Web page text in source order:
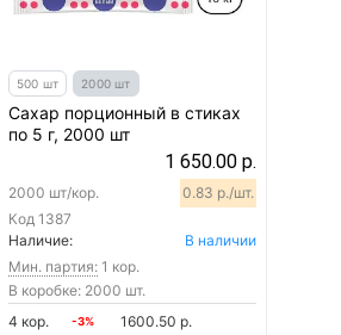
500 шт 2000 шт
Сахар порционный в стиках
по 5 г, 2000 шт
1 650.00 р.
Код 1387
2000 шт/кор. 0.83 р./шт.
Наличие:
В наличии
Мин. партия: 1 кор.
В коробке: 2000 шт.
4 кор.
-3%
1600.50 р.